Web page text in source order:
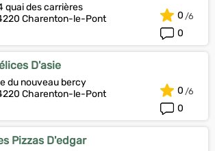
quai des carrières
Charenton-le-Pont
0
0
D'asie
du nouveau bercy
Charenton-le-Pont
0
0
Pizzas D'edgar